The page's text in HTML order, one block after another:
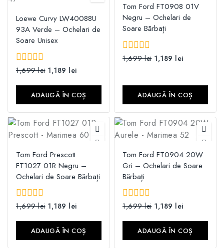
Loewe Curvy LW40088U
93A Verde – Ochelari de
Soare Unisex
0
5
1,699lei 1,189 lei
ADAUGĂ ÎN COȘ
Tom Ford FT0908 01V
Negru – Ochelari de
Soare Bărbați
0
1,699lei 1,189 lei
ADAUGĂ ÎN COȘ
Tom Ford Prescott
FT1027 01R Negru –
Ochelari de Soare Bărbați
0
5
1,699lei 1,189 lei
ADAUGĂ ÎN COȘ
Tom Ford FT0904 20W
Gri – Ochelari de Soare
Bărbați
0
5
1,699lei 1,189 lei
ADAUGĂ ÎN COȘ